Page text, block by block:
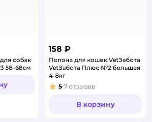
собак
58-68см
158 ₽
Попона для кошек VetЗабота
VetЗабота Плюс №2 большая
4-8кг
Рейтинг:
5 7 отзывов
В корзину